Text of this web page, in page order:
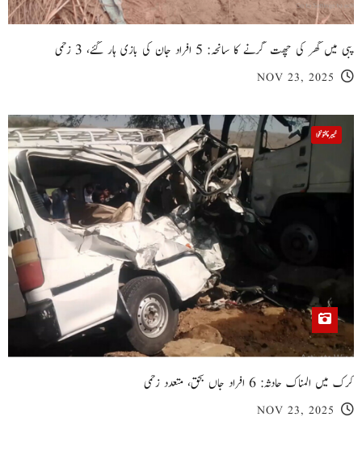
پبی میں گھر کی چھت گرنے کا سانحہ: 5 افراد جان کی بازی ہار گئے، 3 زخمی
NOV 23, 2025
خیبر پختونخوا
کرک میں المناک حادثہ: 6 افراد جاں بحق، متعدد زخمی
NOV 23, 2025